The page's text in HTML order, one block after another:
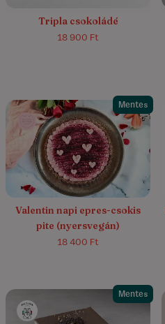
Tripla csokoládé
18 900 Ft
Mentes
Valentin napi epres-csokis
pite (nyersvegán)
18 400 Ft
Mentes